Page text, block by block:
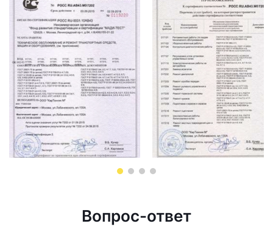
Вопрос-ответ